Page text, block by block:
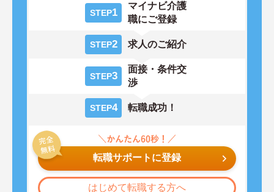
STEP1
マイナビ介護
職にご登録
STEP2 求人のご紹介
STEP3
面接・条件交
渉
STEP4 転職成功！
転職サポートに登録
はじめて転職する方へ